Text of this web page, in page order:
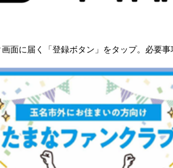
面に届く「登録ボタン」をタップ。必要